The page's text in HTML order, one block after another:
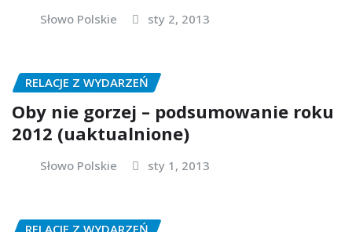
Słowo Polskie sty 2, 2013
RELACJE Z WYDARZEŃ
Oby nie gorzej – podsumowanie roku
2012 (uaktualnione)
Słowo Polskie sty 1, 2013
RELACJE Z WYDARZEŃ